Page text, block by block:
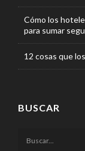
Cómo los
para sumar
12 cosas que
BUSCAR